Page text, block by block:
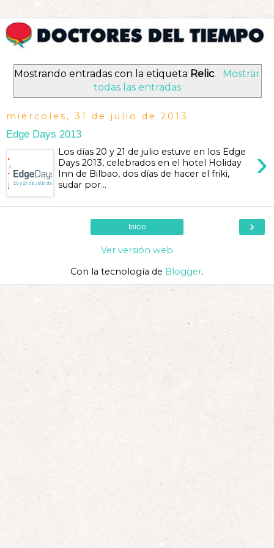
Mostrando entradas con la etiqueta Relic.
Mostrar
todas las entradas
miércoles, 31 de julio de 2013
Edge Days 2013
›
Los días 20 y 21 de julio estuve en los Edge
Days 2013, celebrados en el hotel Holiday
Inn de Bilbao, dos días de hacer el friki,
sudar por...
›
Inicio
Ver versión web
Con la tecnología de Blogger.